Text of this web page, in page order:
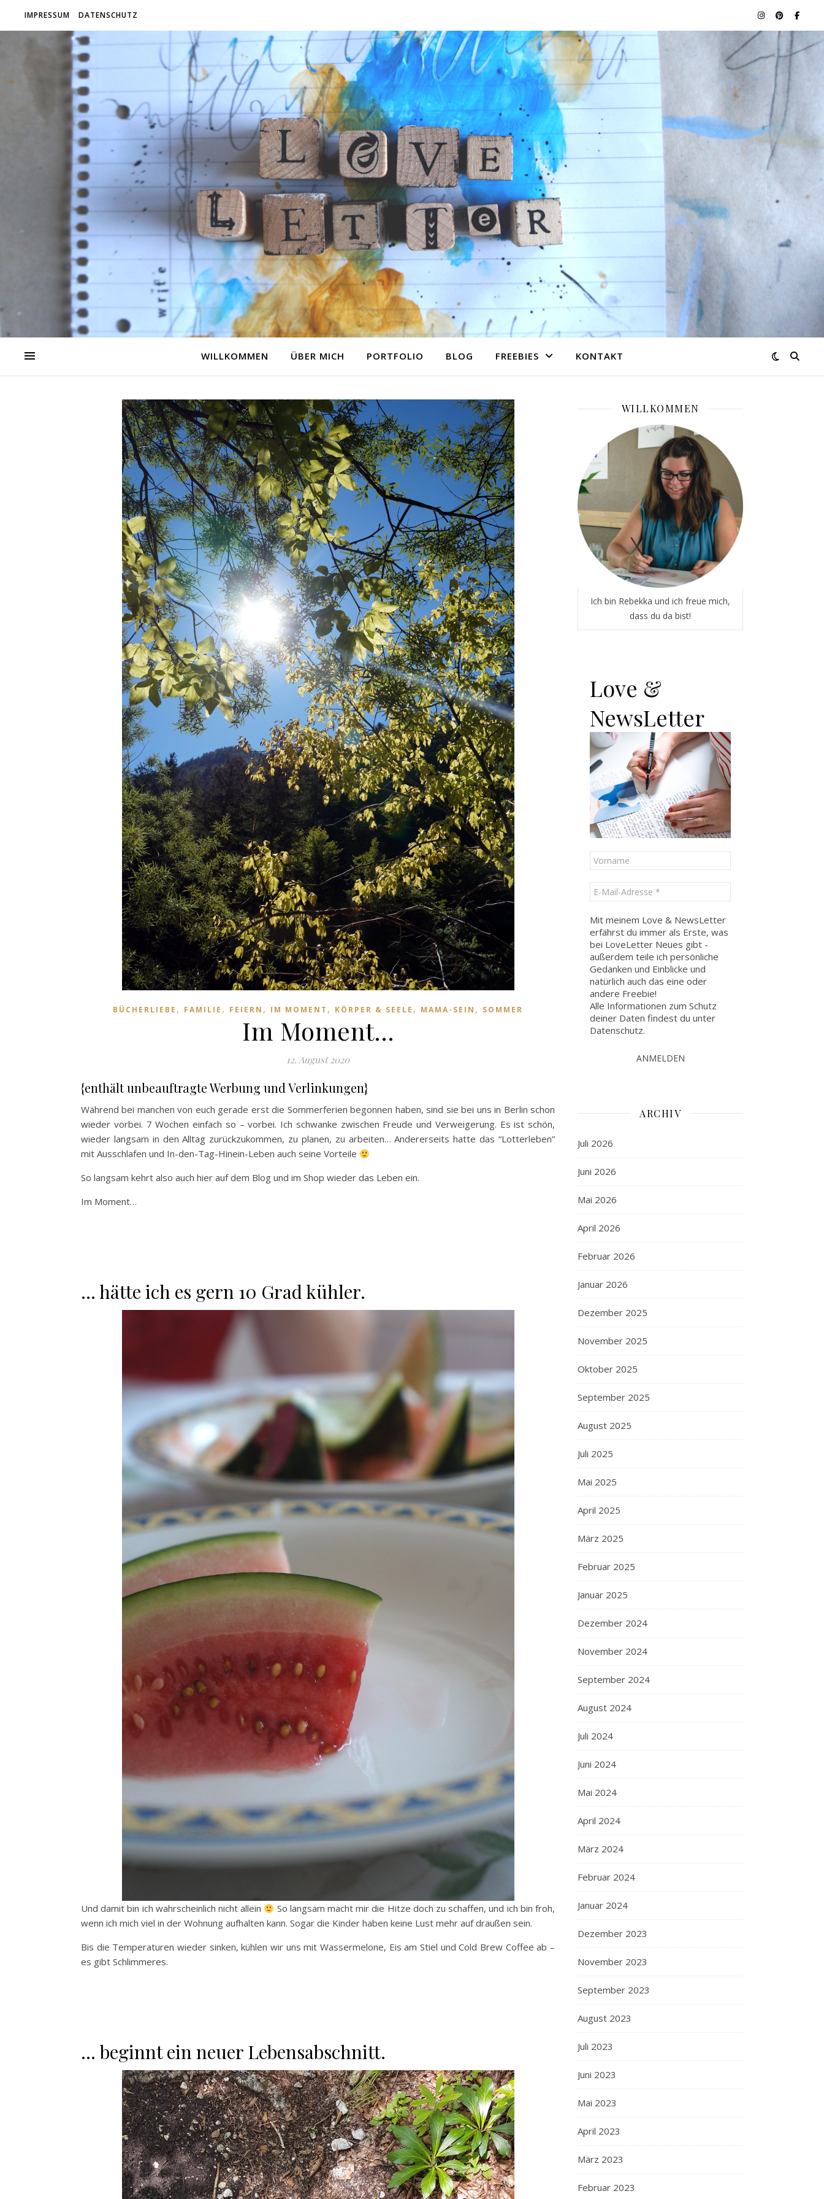
IMPRESSUM DATENSCHUTZ
WILLKOMMEN ÜBER MICH PORTFOLIO BLOG FREEBIES KONTAKT
BÜCHERLIEBE , FAMILIE , FEIERN , IM MOMENT , KÖRPER & SEELE , MAMA-SEIN , SOMMER
Im Moment…
12. August 2020
{enthält unbeauftragte Werbung und Verlinkungen}
Während bei manchen von euch gerade erst die Sommerferien begonnen haben, sind sie bei uns in Berlin schon
wieder vorbei. 7 Wochen einfach so – vorbei. Ich schwanke zwischen Freude und Verweigerung. Es ist schön,
wieder langsam in den Alltag zurückzukommen, zu planen, zu arbeiten… Andererseits hatte das “Lotterleben”
mit Ausschlafen und In-den-Tag-Hinein-Leben auch seine Vorteile
So langsam kehrt also auch hier auf dem Blog und im Shop wieder das Leben ein.
Im Moment…
… hätte ich es gern 10 Grad kühler.
Und damit bin ich wahrscheinlich nicht allein
So langsam macht mir die Hitze doch zu schaffen, und ich bin froh,
wenn ich mich viel in der Wohnung aufhalten kann. Sogar die Kinder haben keine Lust mehr auf draußen sein.
Bis die Temperaturen wieder sinken, kühlen wir uns mit Wassermelone, Eis am Stiel und Cold Brew Coffee ab –
es gibt Schlimmeres.
… beginnt ein neuer Lebensabschnitt.
WILLKOMMEN
Ich bin Rebekka und ich freue mich,
dass du da bist!
Love &
NewsLetter
Mit meinem Love & NewsLetter
erfährst du immer als Erste, was
bei LoveLetter Neues gibt -
außerdem teile ich persönliche
Gedanken und Einblicke und
natürlich auch das eine oder
andere Freebie!
Alle Informationen zum Schutz
deiner Daten findest du unter
Datenschutz.
ARCHIV
Juli 2026
Juni 2026
Mai 2026
April 2026
Februar 2026
Januar 2026
Dezember 2025
November 2025
Oktober 2025
September 2025
August 2025
Juli 2025
Mai 2025
April 2025
März 2025
Februar 2025
Januar 2025
Dezember 2024
November 2024
September 2024
August 2024
Juli 2024
Juni 2024
Mai 2024
April 2024
März 2024
Februar 2024
Januar 2024
Dezember 2023
November 2023
September 2023
August 2023
Juli 2023
Juni 2023
Mai 2023
April 2023
März 2023
Februar 2023